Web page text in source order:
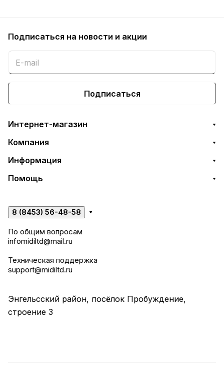
Подписаться на новости и акции
Подписаться
Интернет-магазин
Компания
Информация
Помощь
8 (8453) 56-48-58
По общим вопросам
infomidiltd@mail.ru
Техническая поддержка
support@midiltd.ru
Энгельсский район, посёлок Пробуждение,
строение 3